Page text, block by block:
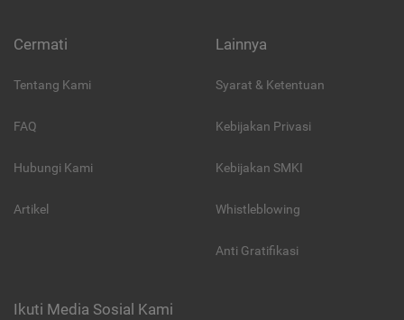
Cermati
Tentang Kami
FAQ
Hubungi Kami
Artikel
Lainnya
Syarat & Ketentuan
Kebijakan Privasi
Kebijakan SMKI
Whistleblowing
Anti Gratifikasi
Ikuti Media Sosial Kami